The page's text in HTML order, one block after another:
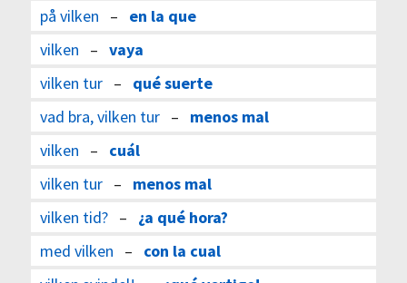
på vilken – en la que
vilken – vaya
vilken tur– qué suerte
vad bra, vilken tur– menos mal
vilken – cuál
vilken tur– menos mal
vilken tid?– ¿a qué hora?
med vilken – con la cual